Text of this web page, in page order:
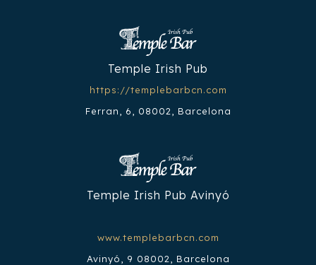
Temple Irish Pub
https://templebarbcn.com
Ferran, 6, 08002, Barcelona
Temple Irish Pub Avinyó
www.templebarbcn.com
Avinyó, 9 08002, Barcelona